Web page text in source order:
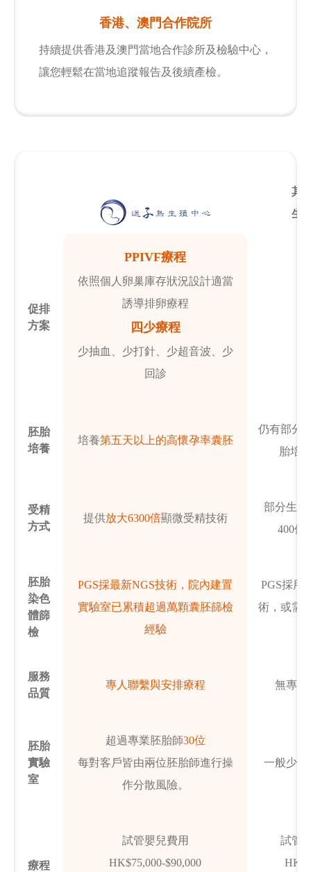
香港、澳門合作院所
持續提供香港及澳門當地合作診所及檢驗中心，
讓您輕鬆在當地追蹤報告及後續產檢。
其
生
促排
方案
PPIVF療程
依照個人卵巢庫存狀況設計適當
誘導排卵療程
四少療程
少抽血、少打針、少超音波、少
回診
胚胎
培養
培養第五天以上的高懷孕率囊胚
仍有部分
胎培
受精
方式
提供放大6300倍顯微受精技術
部分生殖
400倍
胚胎
染色
體篩
檢
PGS採最新NGS技術，院內建置
實驗室已累積超過萬顆囊胚篩檢
經驗
PGS採用
術，或需
服務
品質
專人聯繫與安排療程 無專人
胚胎
實驗
室
超過專業胚胎師30位
每對客戶皆由兩位胚胎師進行操
作分散風險。
一般少於
療程
試管嬰兒費用
HK$75,000-$90,000
試管